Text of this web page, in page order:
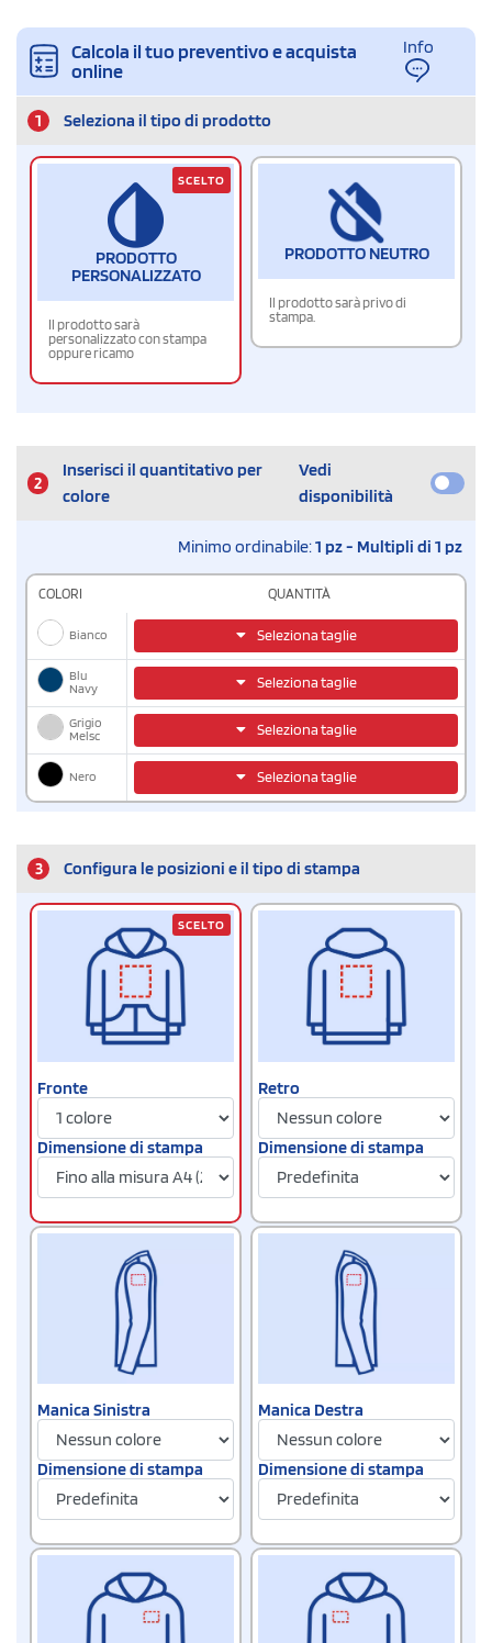
Calcola il tuo preventivo e acquista
online
Info
1 Seleziona il tipo di prodotto
PRODOTTO
PERSONALIZZATO
Il prodotto sarà
personalizzato con stampa
oppure ricamo
SCELTO
PRODOTTO NEUTRO
Il prodotto sarà privo di
stampa.
2
Inserisci il quantitativo per
colore
Vedi
disponibilità
Minimo ordinabile:1 pz - Multipli di 1 pz
COLORI QUANTITÀ
Bianco Seleziona taglie
Blu
Navy
Seleziona taglie
Grigio
Melsc
Seleziona taglie
Nero Seleziona taglie
3 Configura le posizioni e il tipo di stampa
Fronte
Dimensione di stampa
SCELTO
Retro
Dimensione di stampa
Manica Sinistra
Dimensione di stampa
Manica Destra
Dimensione di stampa